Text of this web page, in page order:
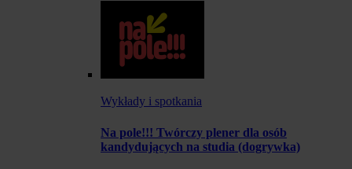
Wykłady i spotkania
Na pole!!! Twórczy plener dla osób
kandydujących na studia (dogrywka)